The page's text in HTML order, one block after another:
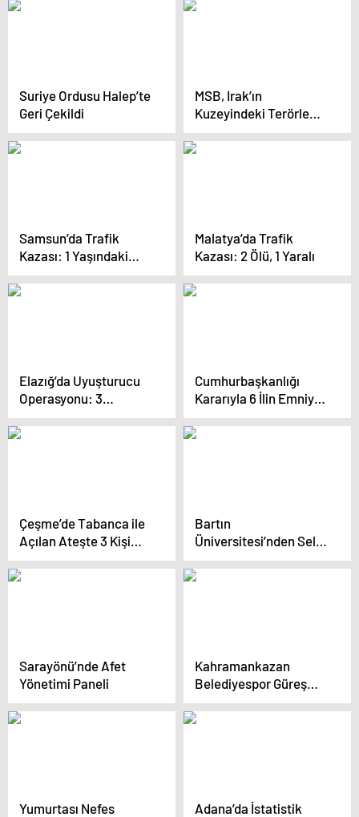
Suriye Ordusu Halep’te
Geri Çekildi
MSB, Irak’ın
Kuzeyindeki Terörle
Mücadele
Operasyonlarına
Samsun’da Trafik
Kazası: 1 Yaşındaki
Uras Yıldız Hayatını
Kaybetti
Malatya’da Trafik
Kazası: 2 Ölü, 1 Yaralı
Elazığ’da Uyuşturucu
Operasyonu: 3
Tutuklama
Cumhurbaşkanlığı
Kararıyla 6 İlin Emniyet
Müdürü Değişti, HSK’da
369 Hakim ve Savcı
Çeşme’de Tabanca ile
Açılan Ateşte 3 Kişi
Hayatını Kaybetti
Bartın
Üniversitesi’nden Sel
ve Kuraklıkla Mücadele
Projesi
Sarayönü’nde Afet
Yönetimi Paneli
Kahramankazan
Belediyespor Güreş
Takımı, İl
Şampiyonası’ndan
Yumurtası Nefes
Adana’da İstatistik